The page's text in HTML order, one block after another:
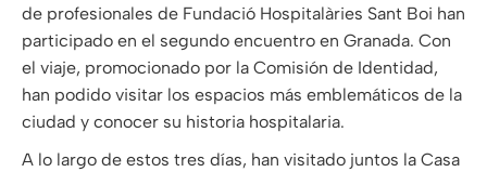
de profesionales de Fundació Hospitalàries Sant Boi han
participado en el segundo encuentro en Granada. Con
el viaje, promocionado por la Comisión de Identidad,
han podido visitar los espacios más emblemáticos de la
ciudad y conocer su historia hospitalaria.
A lo largo de estos tres días, han visitado juntos la Casa